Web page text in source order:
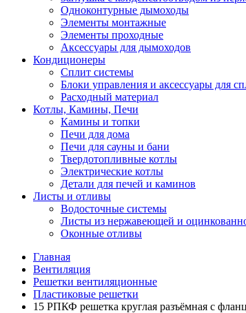
Одноконтурные дымоходы
Элементы монтажные
Элементы проходные
Аксессуары для дымоходов
Кондиционеры
Сплит системы
Блоки управления и аксессуары для
Расходный материал
Котлы, Камины, Печи
Камины и топки
Печи для дома
Печи для сауны и бани
Твердотопливные котлы
Электрические котлы
Детали для печей и каминов
Листы и отливы
Водосточные системы
Листы из нержавеющей и
Оконные отливы
Главная
Вентиляция
Решетки вентиляционные
Пластиковые решетки
15 РПКФ решетка круглая разъёмная с